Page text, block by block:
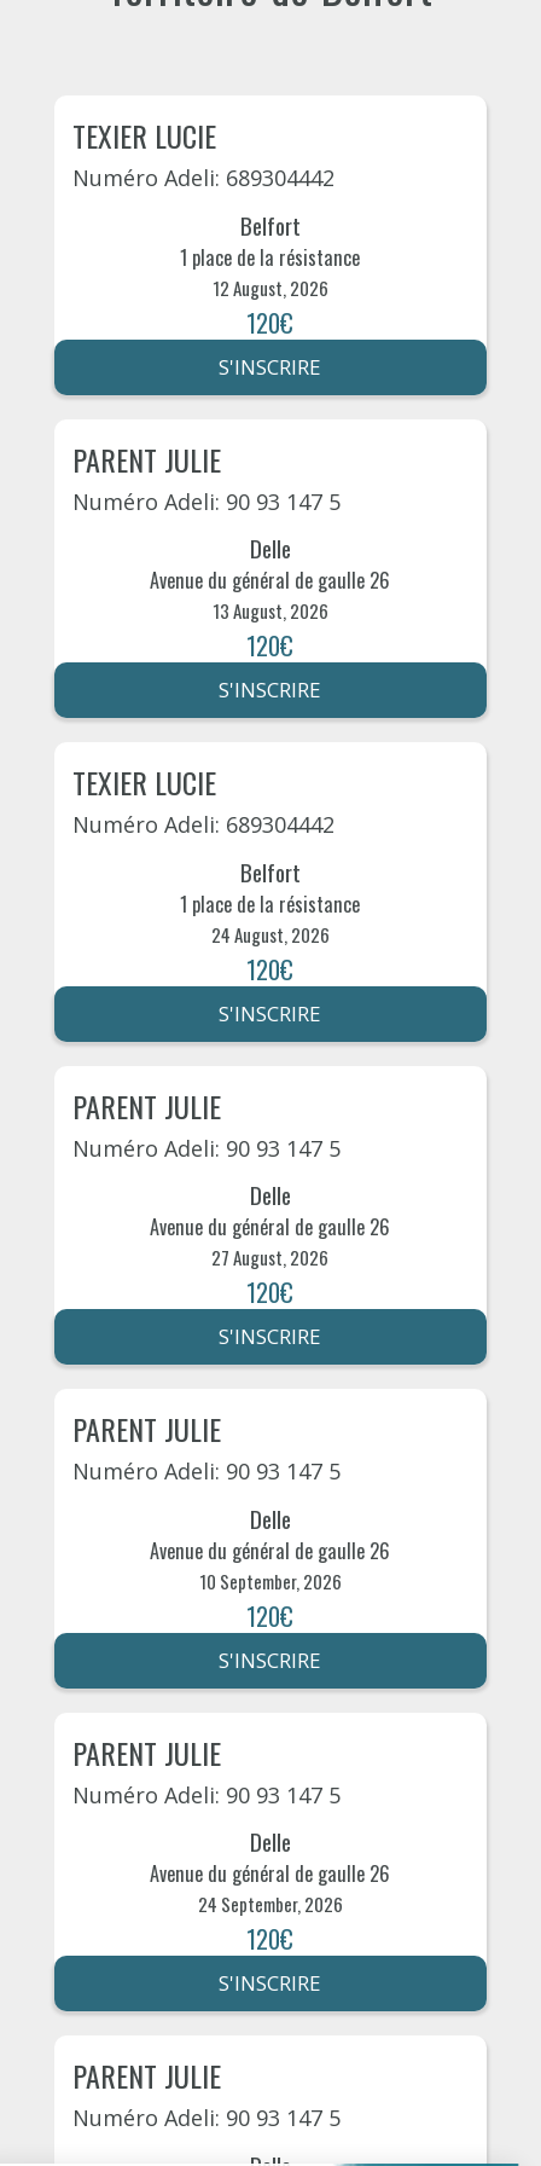
TEXIER LUCIE
Numéro Adeli: 689304442
Belfort
1 place de la résistance
12 August, 2026
120€
S'INSCRIRE
PARENT JULIE
Numéro Adeli: 90 93 147 5
Delle
Avenue du général de gaulle 26
13 August, 2026
120€
S'INSCRIRE
TEXIER LUCIE
Numéro Adeli: 689304442
Belfort
1 place de la résistance
24 August, 2026
120€
S'INSCRIRE
PARENT JULIE
Numéro Adeli: 90 93 147 5
Delle
Avenue du général de gaulle 26
27 August, 2026
120€
S'INSCRIRE
PARENT JULIE
Numéro Adeli: 90 93 147 5
Delle
Avenue du général de gaulle 26
10 September, 2026
120€
S'INSCRIRE
PARENT JULIE
Numéro Adeli: 90 93 147 5
Delle
Avenue du général de gaulle 26
24 September, 2026
120€
S'INSCRIRE
PARENT JULIE
Numéro Adeli: 90 93 147 5